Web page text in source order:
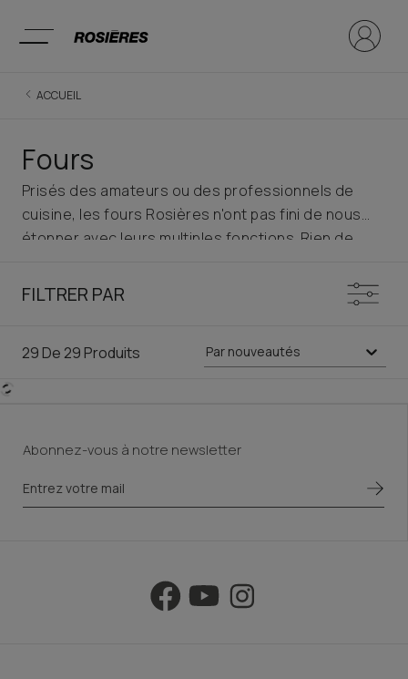
ACCUEIL
Fours
Prisés des amateurs ou des professionnels de
cuisine, les fours Rosières n'ont pas fini de nous
étonner avec leurs multiples fonctions. Rien de
vos invités! Moderne, ergonomique et design, un
four Rosières trouvera donc facilement sa place
pour votre cuisine dans le catalogue Rosières :
cuisine à domicile: dites bonjour à une cuisine
FILTRER PAR
29 De 29 Produits Par nouveautés
Abonnez-vous à notre newsletter